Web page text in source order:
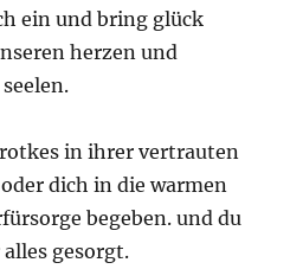
ein und bring glück
herzen und
in ihrer vertrauten
dich in die warmen
begeben. und du
gesorgt.